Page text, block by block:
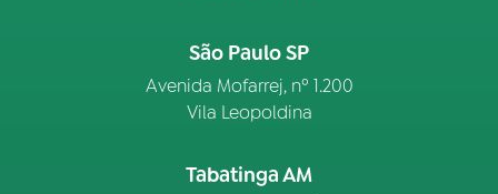
São Paulo SP
Avenida Mofarrej, nº 1.200
Vila Leopoldina
Tabatinga AM